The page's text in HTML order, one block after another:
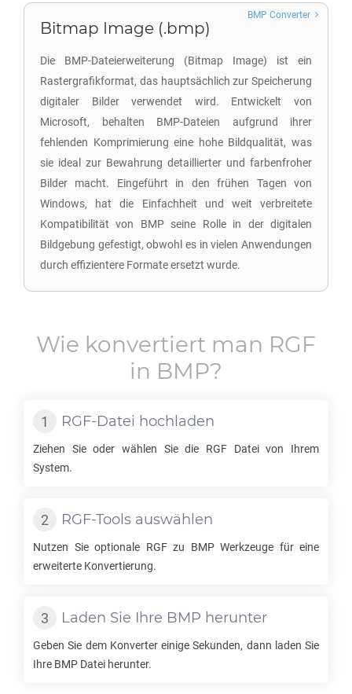
Bitmap Image (.bmp)
Die BMP-Dateierweiterung (Bitmap Image) ist ein
Rastergrafikformat, das hauptsächlich zur Speicherung
digitaler Bilder verwendet wird. Entwickelt von
Microsoft, behalten BMP-Dateien aufgrund ihrer
fehlenden Komprimierung eine hohe Bildqualität, was
sie ideal zur Bewahrung detaillierter und farbenfroher
Bilder macht. Eingeführt in den frühen Tagen von
Windows, hat die Einfachheit und weit verbreitete
Kompatibilität von BMP seine Rolle in der digitalen
Bildgebung gefestigt, obwohl es in vielen Anwendungen
durch effizientere Formate ersetzt wurde.
BMP Converter
Wie konvertiert man RGF
in BMP?
RGF-Datei hochladen
Ziehen Sie oder wählen Sie die RGF Datei von Ihrem
System.
RGF-Tools auswählen
Nutzen Sie optionale RGFzu BMPWerkzeuge für eine
erweiterte Konvertierung.
Laden Sie Ihre BMP herunter
Geben Sie dem Konverter einige Sekunden, dann laden Sie
Ihre BMP Datei herunter.